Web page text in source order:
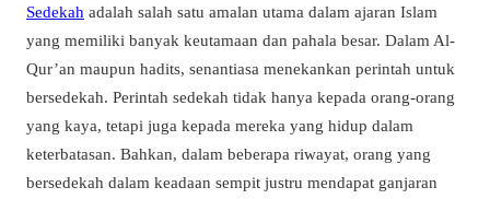
Sedekah adalah salah satu amalan utama dalam ajaran Islam
yang memiliki banyak keutamaan dan pahala besar. Dalam Al-
Qur’an maupun hadits, senantiasa menekankan perintah untuk
bersedekah. Perintah sedekah tidak hanya kepada orang-orang
yang kaya, tetapi juga kepada mereka yang hidup dalam
keterbatasan. Bahkan, dalam beberapa riwayat, orang yang
bersedekah dalam keadaan sempit justru mendapat ganjaran